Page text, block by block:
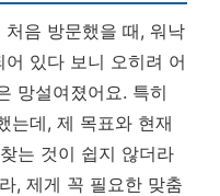
음 방문했을 때, 워낙
있다 보니 오히려 어
망설여졌어요. 특히
는데, 제 목표와 현재
는 것이 쉽지 않더라
, 제게 꼭 필요한 맞춤